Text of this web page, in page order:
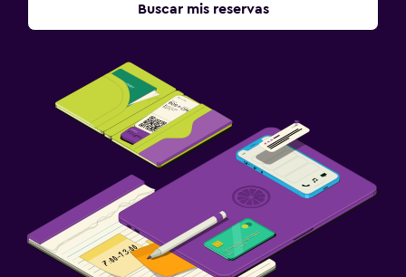
Sistema de entretenimiento
TV de pantalla plana
Sala de estar/TV compartida
Estacionamiento y transporte
Estacionamiento gratuito
Estacionamiento privado
Buscar mis reservas